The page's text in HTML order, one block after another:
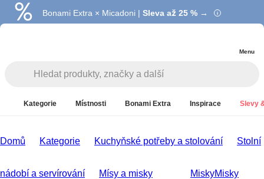
Bonami Extra × Micadoni | Sleva až 25 % →
Summer Sale | Ušetřete až 40 % →
Menu
Kategorie Místnosti Bonami Extra Inspirace Slevy
Domů Kategorie Kuchyňské potřeby a stolování Stolní
nádobí a servírování Mísy a misky MiskyMisky